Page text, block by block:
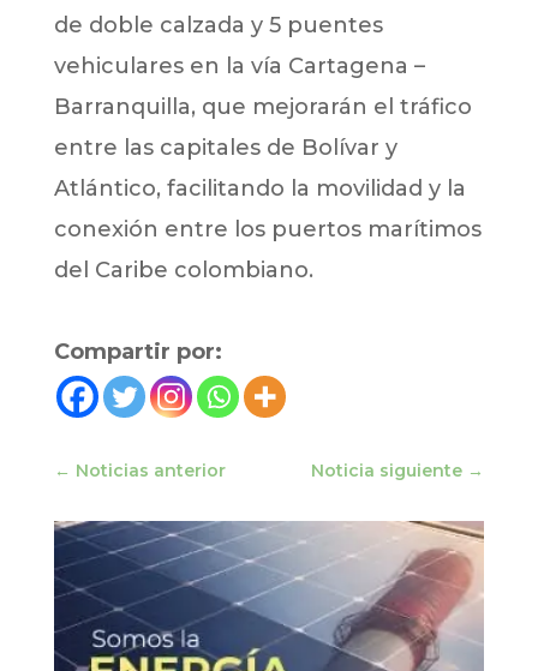
de doble calzada y 5 puentes
vehiculares en la vía Cartagena –
Barranquilla, que mejorarán el tráfico
entre las capitales de Bolívar y
Atlántico, facilitando la movilidad y la
conexión entre los puertos marítimos
del Caribe colombiano.
Compartir por:
← Noticias anterior Noticia siguiente →